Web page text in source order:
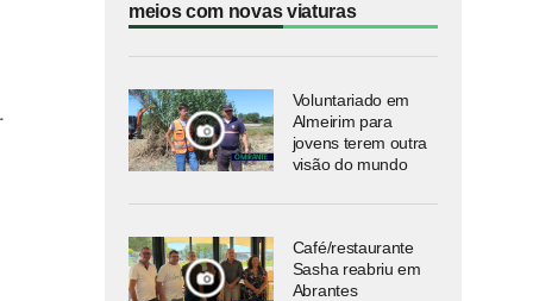
meios com novas viaturas
Voluntariado em
Almeirim para
jovens terem outra
visão do mundo
Café/restaurante
Sasha reabriu em
Abrantes